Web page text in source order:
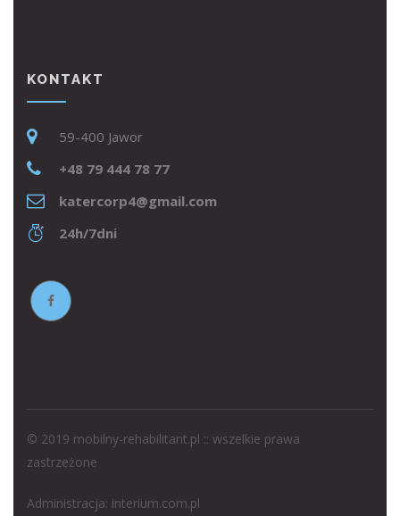
KONTAKT
59-400 Jawor
+48 79 444 78 77
katercorp4@gmail.com
24h/7dni
© 2019 mobilny-rehabilitant.pl :: wszelkie prawa
zastrzeżone
Administracja: interium.com.pl